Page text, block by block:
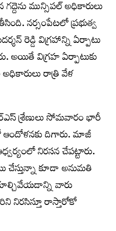
మున్సిపల్ అధికారులు
నర్సంపేటలో ప్రభుత్వ
రెడ్డి విగ్రహాన్ని ఏర్పాటు
అయితే విగ్రహ ఏర్పాటుకు
రాత్రి వేళ
శ్రేణులు సోమవారం భారీ
ఆందోళనకు దిగారు. మాజీ
నిరసన చేపట్టారు.
చేస్తున్నా కూడా అనుమతి
వారు
నిరసిస్తూ రాస్తారోకో